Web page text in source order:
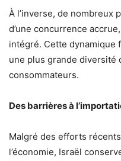
À l’inverse, de nombreux
d’une concurrence
intégré. Cette dynamique
une plus grande diversité
consommateurs.
Des barrières à
Malgré des efforts
l’économie, Israël